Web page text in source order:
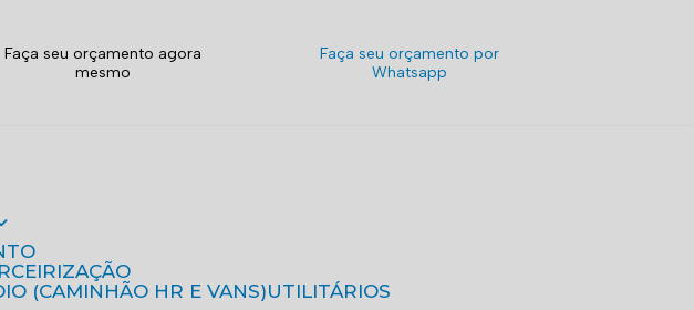
Faça seu orçamento agora
mesmo
Faça seu orçamento por
Whatsapp
(CAMINHÃO HR E VANS)
UTILITÁRIOS